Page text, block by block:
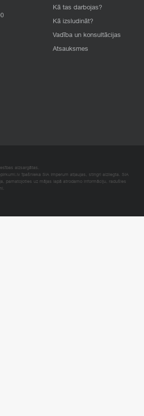
Kā tas darbojas?
Kā izsludināt?
Vadība un konsultācijas
Atsauksmes
aizsargātas.
īpašnieka SIA Imperum atļaujas, stingri aizliegta. SIA
pamatojoties uz mājas lapā atrodamo informāciju, radušies